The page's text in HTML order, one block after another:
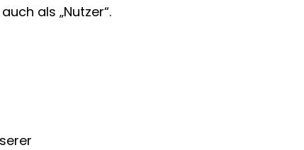
als „Nutzer“.